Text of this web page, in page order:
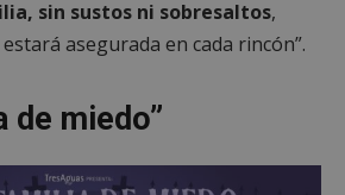
sin sustos ni sobresaltos,
asegurada en cada rincón”.
de miedo”